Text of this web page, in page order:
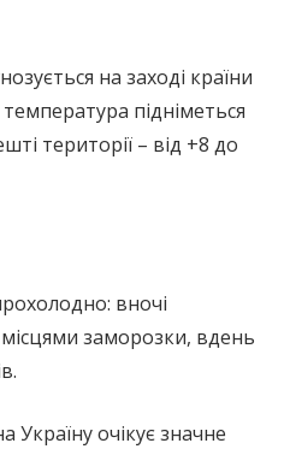
на заході країни
підніметься
території – від +8 до
вночі
місцями заморозки, вдень
Україну очікує значне